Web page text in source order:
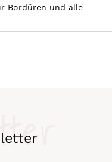
Bordüren und alle